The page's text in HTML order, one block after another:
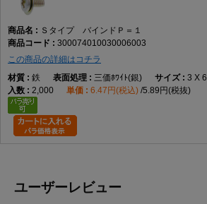
Ｓタイプ バインドＰ＝１
300074010030006003
この商品の詳細はコチラ
鉄
三価ﾎﾜｲﾄ(銀) 3 X 6
2,000
6.47円(税込) 5.89円(税抜)
ユーザーレビュー